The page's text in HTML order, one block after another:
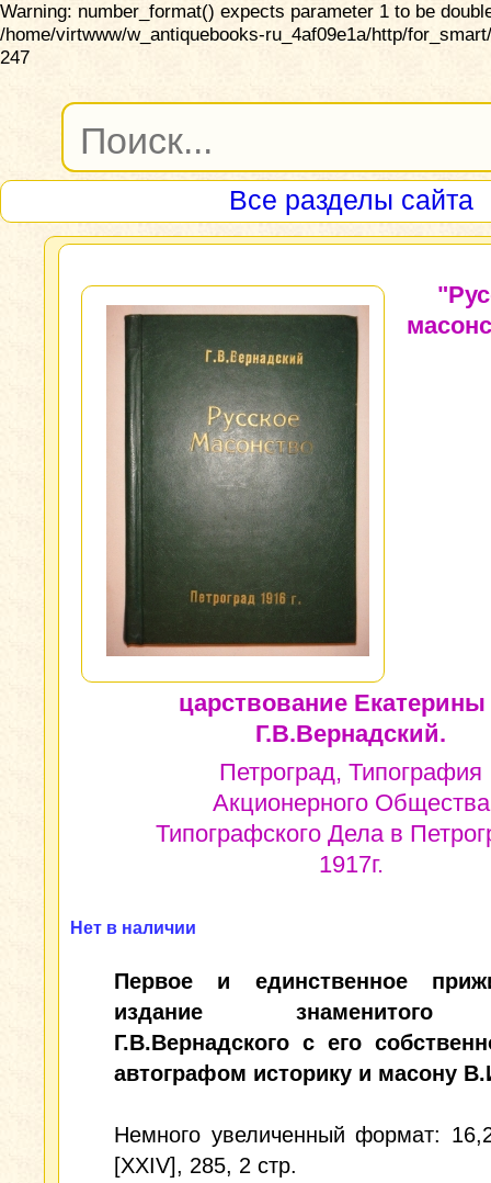
Warning: number_format() expects parameter 1 to be
/home/virtwww/w_antiquebooks-ru_4af09e1a/http/
247
Все разделы сайта
царствование Екатерины
Г.В.Вернадский.
Петроград, Типография
Акционерного Общества
Типографского Дела в
1917г.
Нет в наличии
Первое и единственное
издание знаменитого
Г.В.Вернадского с его
автографом историку и масону
Немного увеличенный формат:
[XXIV], 285, 2 стр.